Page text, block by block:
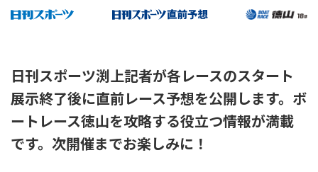
日刊スポーツ渕上記者が各レースのスタート
展示終了後に直前レース予想を公開します。ボ
ートレース徳山を攻略する役立つ情報が満載
です。次開催までお楽しみに！